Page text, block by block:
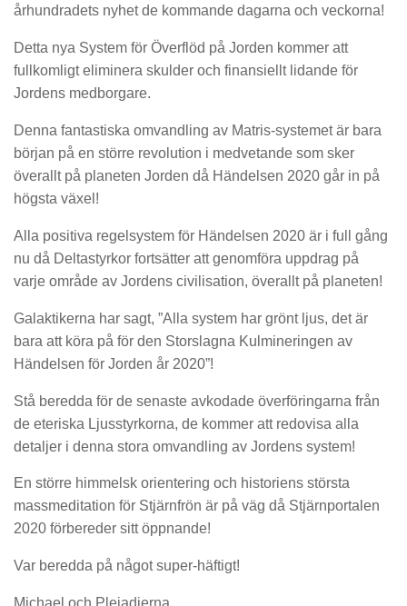
århundradets nyhet de kommande dagarna och veckorna!
Detta nya System för Överflöd på Jorden kommer att
fullkomligt eliminera skulder och finansiellt lidande för
Jordens medborgare.
Denna fantastiska omvandling av Matris-systemet är bara
början på en större revolution i medvetande som sker
överallt på planeten Jorden då Händelsen 2020 går in på
högsta växel!
Alla positiva regelsystem för Händelsen 2020 är i full gång
nu då Deltastyrkor fortsätter att genomföra uppdrag på
varje område av Jordens civilisation, överallt på planeten!
Galaktikerna har sagt, ”Alla system har grönt ljus, det är
bara att köra på för den Storslagna Kulmineringen av
Händelsen för Jorden år 2020”!
Stå beredda för de senaste avkodade överföringarna från
de eteriska Ljusstyrkorna, de kommer att redovisa alla
detaljer i denna stora omvandling av Jordens system!
En större himmelsk orientering och historiens största
massmeditation för Stjärnfrön är på väg då Stjärnportalen
2020 förbereder sitt öppnande!
Var beredda på något super-häftigt!